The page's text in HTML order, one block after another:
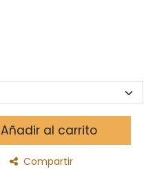
Añadir al carrito
Compartir